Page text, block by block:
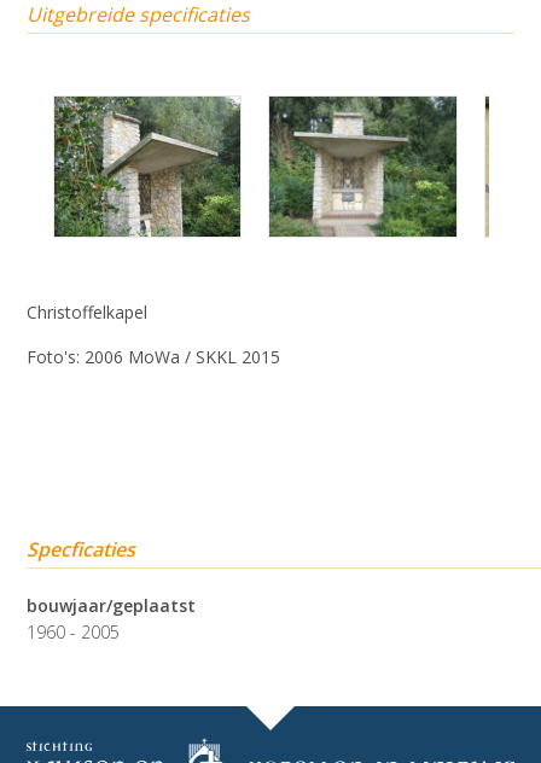
Uitgebreide specificaties
Christoffelkapel
Foto's: 2006 MoWa / SKKL 2015
Specficaties
bouwjaar/geplaatst
1960 - 2005